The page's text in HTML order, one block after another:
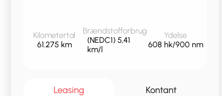
Kilometertal
61.275 km
Brændstofforbrug
(NEDC1) 5,41
km/l
Ydelse
608 hk/900 nm
Leasing Kontant